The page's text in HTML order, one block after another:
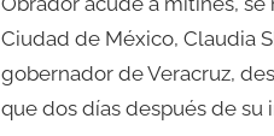
Ciudad de México, Claudia
gobernador de Veracruz,
que dos días después de su